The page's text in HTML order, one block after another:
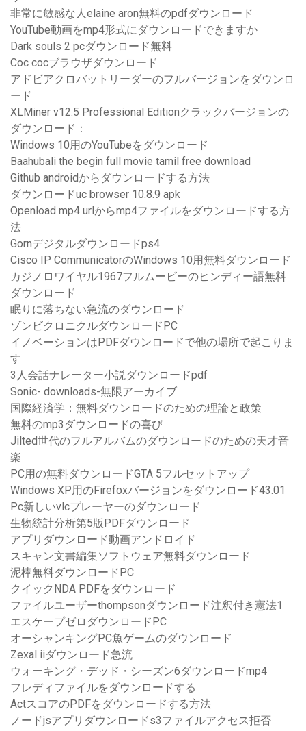
非常に敏感な人elaine aron無料のpdfダウンロード
YouTube動画をmp4形式にダウンロードできますか
Dark souls 2 pcダウンロード無料
Coc cocブラウザダウンロード
アドビアクロバットリーダーのフルバージョンをダウンロ
ード
XLMiner v12.5 Professional Editionクラックバージョンの
ダウンロード：
Windows 10用のYouTubeをダウンロード
Baahubali the begin full movie tamil free download
Github androidからダウンロードする方法
ダウンロードuc browser 10.8.9 apk
Openload mp4 url​​からmp4ファイルをダウンロードする方
法
Gornデジタルダウンロードps4
Cisco IP CommunicatorのWindows 10用無料ダウンロード
カジノロワイヤル1967フルムービーのヒンディー語無料
ダウンロード
眠りに落ちない急流のダウンロード
ゾンビクロニクルダウンロードPC
イノベーションはPDFダウンロードで他の場所で起こりま
す
3人会話ナレーター小説ダウンロードpdf
Sonic- downloads-無限アーカイブ
国際経済学：無料ダウンロードのための理論と政策
無料のmp3ダウンロードの喜び
Jilted世代のフルアルバムのダウンロードのための天才音
楽
PC用の無料ダウンロードGTA 5フルセットアップ
Windows XP用のFirefoxバージョンをダウンロード43.01
Pc新しいvlcプレーヤーのダウンロード
生物統計分析第5版PDFダウンロード
アプリダウンロード動画アンドロイド
スキャン文書編集ソフトウェア無料ダウンロード
泥棒無料ダウンロードPC
クイックNDA PDFをダウンロード
ファイルユーザーthompsonダウンロード注釈付き憲法1
エスケープゼロダウンロードPC
オーシャンキングPC魚ゲームのダウンロード
Zexal iiダウンロード急流
ウォーキング・デッド・シーズン6ダウンロードmp4
フレディファイルをダウンロードする
ActスコアのPDFをダウンロードする方法
ノードjsアプリダウンロードs3ファイルアクセス拒否